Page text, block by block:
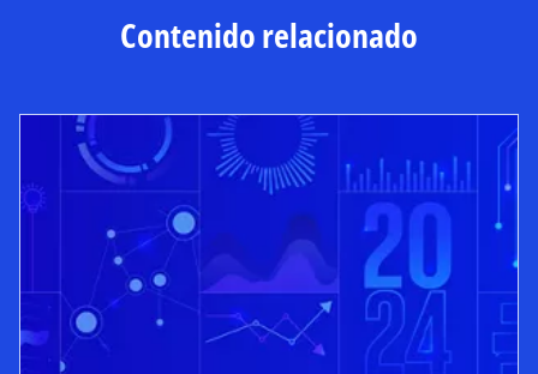
Contenido relacionado